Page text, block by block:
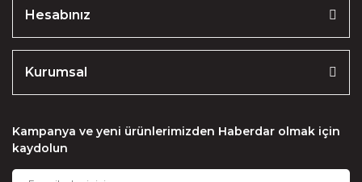
Hesabınız
Kurumsal
Kampanya ve yeni ürünlerimizden Haberdar olmak için
kaydolun